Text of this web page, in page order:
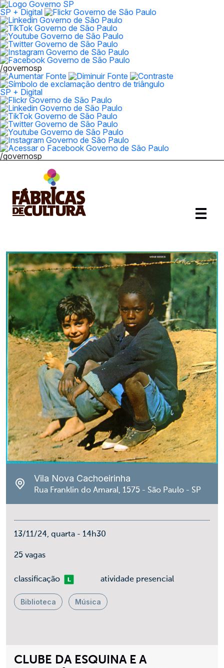
SP + Digital
/governosp
SP + Digital
/governosp
CLUBE DA ESQUINA E A
Vila Nova Cachoeirinha
Rua Franklin do Amaral, 1575 - São Paulo - SP
13/11/24, quarta - 14h30
25 vagas
classificaçãoLivre atividade presencial
Biblioteca Música